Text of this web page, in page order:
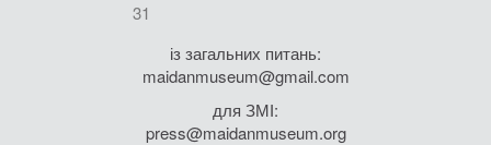
31
із загальних питань:
maidanmuseum@gmail.com
для ЗМІ:
press@maidanmuseum.org